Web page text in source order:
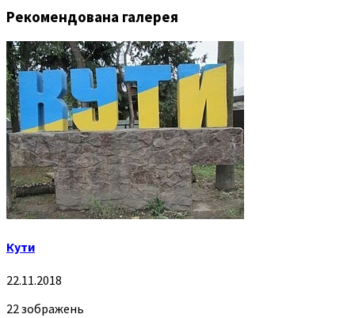
Рекомендована галерея
Кути
22.11.2018
22 зображень